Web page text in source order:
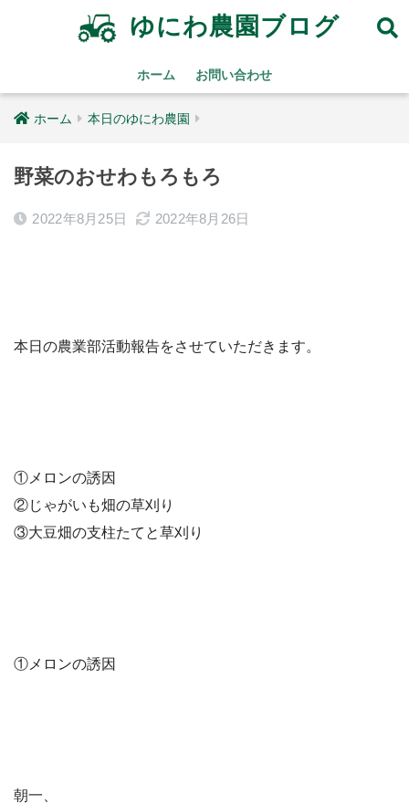
ゆにわ農園ブログ
ホーム お問い合わせ
ホーム 本日のゆにわ農園
野菜のおせわもろもろ
2022年8月25日 2022年8月26日
本日の農業部活動報告をさせていただきます。
①メロンの誘因
②じゃがいも畑の草刈り
③大豆畑の支柱たてと草刈り
①メロンの誘因
朝一、